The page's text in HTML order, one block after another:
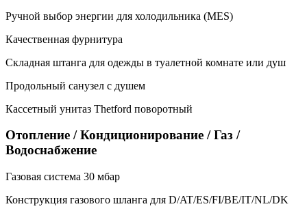
Ручной выбор энергии для холодильника (MES)
Качественная фурнитура
Складная штанга для одежды в туалетной комнате или душ
Продольный санузел с душем
Кассетный унитаз Thetford поворотный
Отопление / Кондиционирование / Газ /
Водоснабжение
Газовая система 30 мбар
Конструкция газового шланга для D/AT/ES/FI/BE/IT/NL/DK